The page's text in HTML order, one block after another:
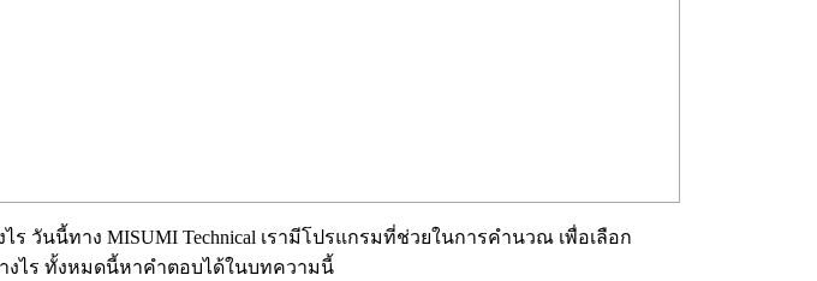
วันนี้ทาง MISUMI Technical เรามีโปรแกรมที่ช่วยในการคำนวณ เพื่อเลือก
งไร ทั้งหมดนี้หาคำตอบได้ในบทความนี้